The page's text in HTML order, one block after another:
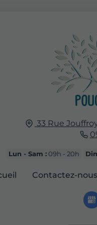
33 Rue
Lun - Sam :09h - 20h
Contactez-nous